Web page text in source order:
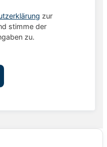
zur
stimme der
zu.